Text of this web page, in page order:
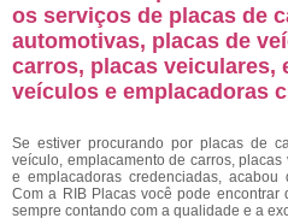
os serviços de placas de
automotivas, placas de
carros, placas veiculares,
veículos e emplacadoras
Se estiver procurando por placas de
veículo, emplacamento de carros,
e emplacadoras credenciadas,
Com a RIB Placas você pode encontrar
sempre contando com a qualidade e a